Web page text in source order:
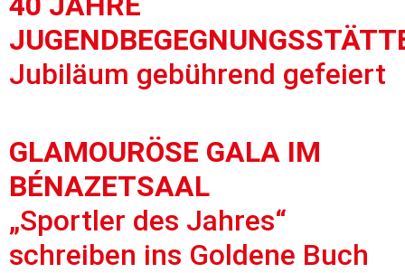
Jubiläum gebührend gefeiert
GLAMOURÖSE GALA IM
BÉNAZETSAAL
„Sportler des Jahres“
schreiben ins Goldene Buch